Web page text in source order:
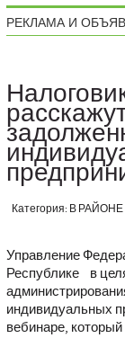
РЕКЛАМА И
Категория: В РАЙОНЕ
Управление
Республике в
индивидуальных
вебинаре, который